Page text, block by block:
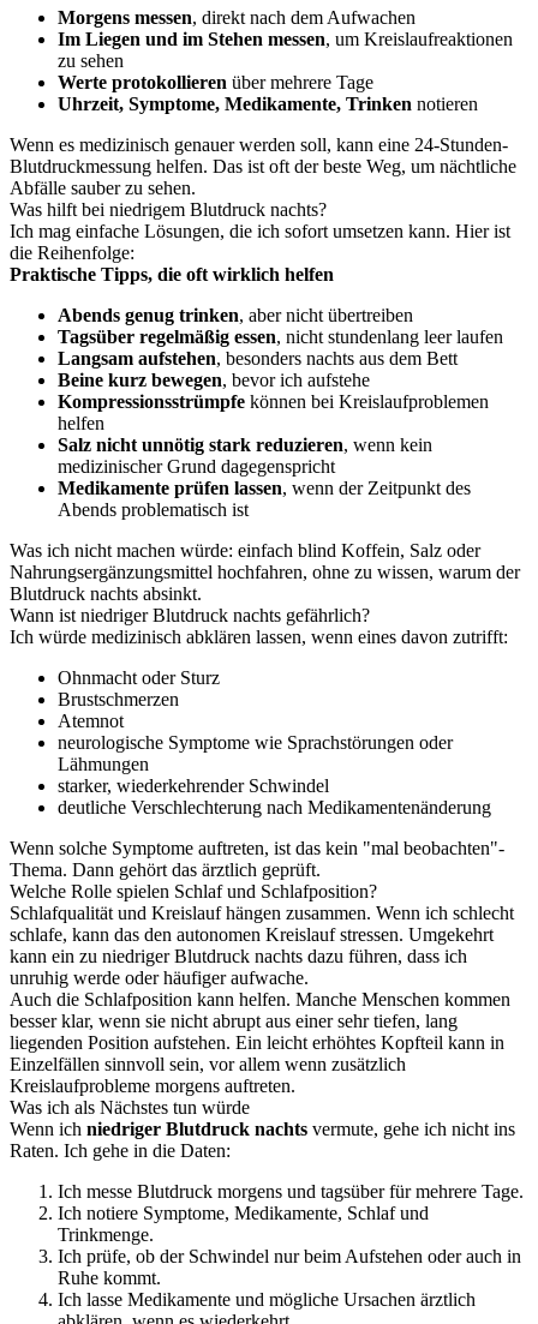
Morgens messen, direkt nach dem Aufwachen
Im Liegen und im Stehen messen, um Kreislaufreaktionen
zu sehen
Werte protokollieren über mehrere Tage
Uhrzeit, Symptome, Medikamente, Trinken notieren
Wenn es medizinisch genauer werden soll, kann eine 24-Stunden-
Blutdruckmessung helfen. Das ist oft der beste Weg, um nächtliche
Abfälle sauber zu sehen.
Was hilft bei niedrigem Blutdruck nachts?
Ich mag einfache Lösungen, die ich sofort umsetzen kann. Hier ist
die Reihenfolge:
Praktische Tipps, die oft wirklich helfen
Abends genug trinken, aber nicht übertreiben
Tagsüber regelmäßig essen, nicht stundenlang leer laufen
Langsam aufstehen, besonders nachts aus dem Bett
Beine kurz bewegen, bevor ich aufstehe
Kompressionsstrümpfe können bei Kreislaufproblemen
helfen
Salz nicht unnötig stark reduzieren, wenn kein
medizinischer Grund dagegenspricht
Medikamente prüfen lassen, wenn der Zeitpunkt des
Abends problematisch ist
Was ich nicht machen würde: einfach blind Koffein, Salz oder
Nahrungsergänzungsmittel hochfahren, ohne zu wissen, warum der
Blutdruck nachts absinkt.
Wann ist niedriger Blutdruck nachts gefährlich?
Ich würde medizinisch abklären lassen, wenn eines davon zutrifft:
Ohnmacht oder Sturz
Brustschmerzen
Atemnot
neurologische Symptome wie Sprachstörungen oder
Lähmungen
starker, wiederkehrender Schwindel
deutliche Verschlechterung nach Medikamentenänderung
Wenn solche Symptome auftreten, ist das kein "mal beobachten"-
Thema. Dann gehört das ärztlich geprüft.
Welche Rolle spielen Schlaf und Schlafposition?
Schlafqualität und Kreislauf hängen zusammen. Wenn ich schlecht
schlafe, kann das den autonomen Kreislauf stressen. Umgekehrt
kann ein zu niedriger Blutdruck nachts dazu führen, dass ich
unruhig werde oder häufiger aufwache.
Auch die Schlafposition kann helfen. Manche Menschen kommen
besser klar, wenn sie nicht abrupt aus einer sehr tiefen, lang
liegenden Position aufstehen. Ein leicht erhöhtes Kopfteil kann in
Einzelfällen sinnvoll sein, vor allem wenn zusätzlich
Kreislaufprobleme morgens auftreten.
Was ich als Nächstes tun würde
Wenn ich niedriger Blutdruck nachts vermute, gehe ich nicht ins
Raten. Ich gehe in die Daten:
Ich messe Blutdruck morgens und tagsüber für mehrere Tage.
Ich notiere Symptome, Medikamente, Schlaf und
Trinkmenge.
Ich prüfe, ob der Schwindel nur beim Aufstehen oder auch in
Ruhe kommt.
Ich lasse Medikamente und mögliche Ursachen ärztlich